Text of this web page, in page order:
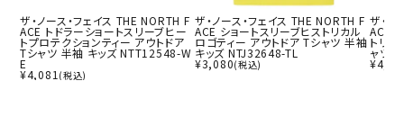
ザ・ノース・フェイス THE NORTH F
ACE トドラーショートスリーブヒー
トプロテクションティー アウトドア
Tシャツ 半袖 キッズ NTT12548-W
E
¥4,081 (税込)
ザ・ノース・フェイス THE NORTH F
ACE ショートスリーブヒストリカル
ロゴティー アウトドア Tシャツ 半袖
キッズ NTJ32648-TL
¥3,080(税込)
ザ・ノ
ACE
トリ
ャツ
¥